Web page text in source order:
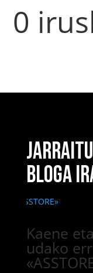
0
BLOGA
Kaene
udako